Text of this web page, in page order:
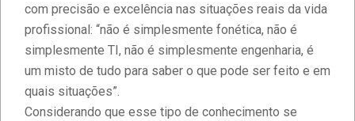
com precisão e excelência nas situações reais da vida
profissional: “não é simplesmente fonética, não é
simplesmente TI, não é simplesmente engenharia, é
um misto de tudo para saber o que pode ser feito e em
quais situações”.
Considerando que esse tipo de conhecimento se